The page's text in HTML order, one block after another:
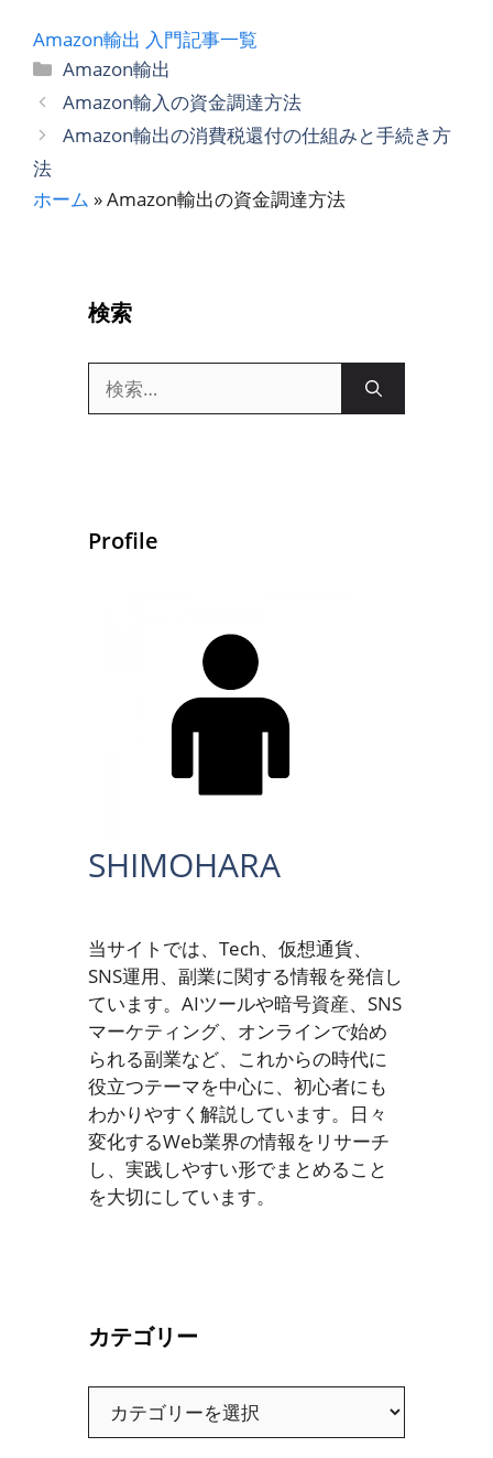
Amazon輸出 入門記事一覧
カ
テ
リ
Amazon輸出
Amazon輸入の資金調達方法
Amazon輸出の消費税還付の仕組みと手続き方
法
ホーム »Amazon輸出の資金調達方法
検索
索:
Profile
SHIMOHARA
当サイトでは、Tech、仮想通貨、
SNS運用、副業に関する情報を発信し
ています。AIツールや暗号資産、SNS
マーケティング、オンラインで始め
られる副業など、これからの時代に
役立つテーマを中心に、初心者にも
わかりやすく解説しています。日々
変化するWeb業界の情報をリサーチ
し、実践しやすい形でまとめること
を大切にしています。
カテゴリー